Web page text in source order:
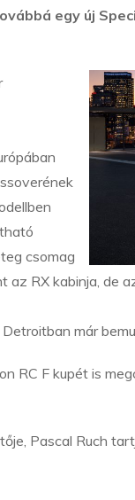
egy új
csomag
RX kabinja, de
már
RC F kupét is
Pascal Ruch